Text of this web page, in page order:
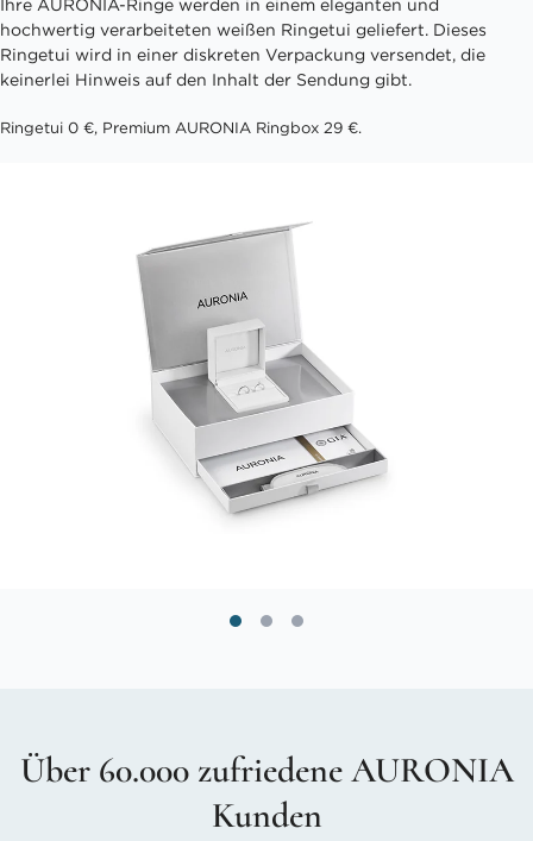
Ihre AURONIA-Ringe werden in einem eleganten und
hochwertig verarbeiteten weißen Ringetui geliefert. Dieses
Ringetui wird in einer diskreten Verpackung versendet, die
keinerlei Hinweis auf den Inhalt der Sendung gibt.
Ringetui 0 €, Premium AURONIA Ringbox 29 €.
Über 60.000 zufriedene AURONIA
Kunden